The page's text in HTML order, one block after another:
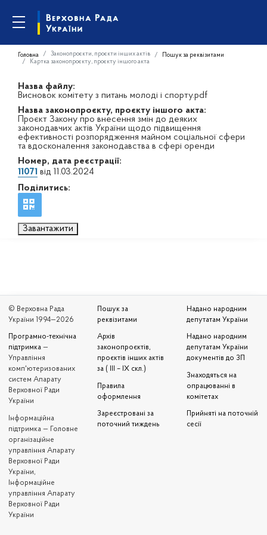
Головна Законопроєкти, проєкти інших актів
Пошук за реквізитами
Картка законопроєкту, проєкту іншого акта
Назва файлу:
Висновок комітету з питань молоді і спорту.pdf
Назва законопроєкту, проєкту іншого акта:
Проєкт Закону про внесення змін до деяких
законодавчих актів України щодо підвищення
ефективності розпорядження майном соціальної сфери
та вдосконалення законодавства в сфері оренди
Номер, дата реєстрації:
11071 від 11.03.2024
Поділитись:
Завантажити
© Верховна Рада
України 1994—2026
Програмно-технічна
підтримка —
Управління
комп'ютеризованих
систем Апарату
Верховної Ради
України
Iнформаційна
підтримка — Головне
організаційне
управління Апарату
Верховної Ради
України,
Інформаційне
управління Апарату
Верховної Ради
України
Пошук за
реквізитами
Архів
законопроєктів,
проєктів інших актів
за ( III – IX скл.)
Правила
оформлення
Зареєстровані за
поточний тиждень
Надано народним
депутатам України
Надано народним
депутатам України
документів до ЗП
Знаходяться на
опрацюванні в
комітетах
Прийняті на поточній
сесії